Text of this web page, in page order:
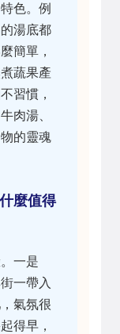
色。例
湯底都
簡單，
蔬果產
習慣，
肉湯、
的靈魂
麼值得
一是
一帶入
氣氛很
得早，